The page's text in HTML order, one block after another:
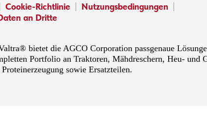
Cookie-Richtlinie
Nutzungsbedingungen
an Dritte
bietet die AGCO Corporation passgenaue
Portfolio an Traktoren, Mähdreschern, Heu- und
sowie Ersatzteilen.